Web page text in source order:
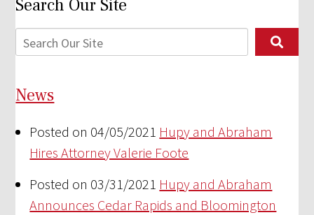
Search Our Site
News
Posted on 04/05/2021 Hupy and Abraham
Hires Attorney Valerie Foote
Posted on 03/31/2021 Hupy and Abraham
Announces Cedar Rapids and Bloomington